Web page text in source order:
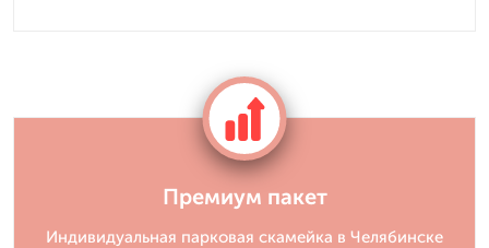
Премиум пакет
Индивидуальная парковая скамейка в Челябинске